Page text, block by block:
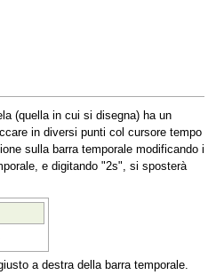
(quella in cui si disegna) ha un
in diversi punti col cursore tempo
sulla barra temporale modificando i
e digitando "2s", si sposterà
a destra della barra temporale.